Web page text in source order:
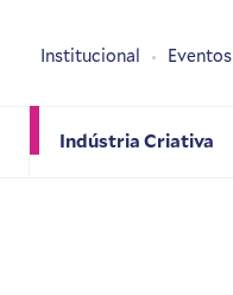
Indústria Criativa
Institucional Eventos